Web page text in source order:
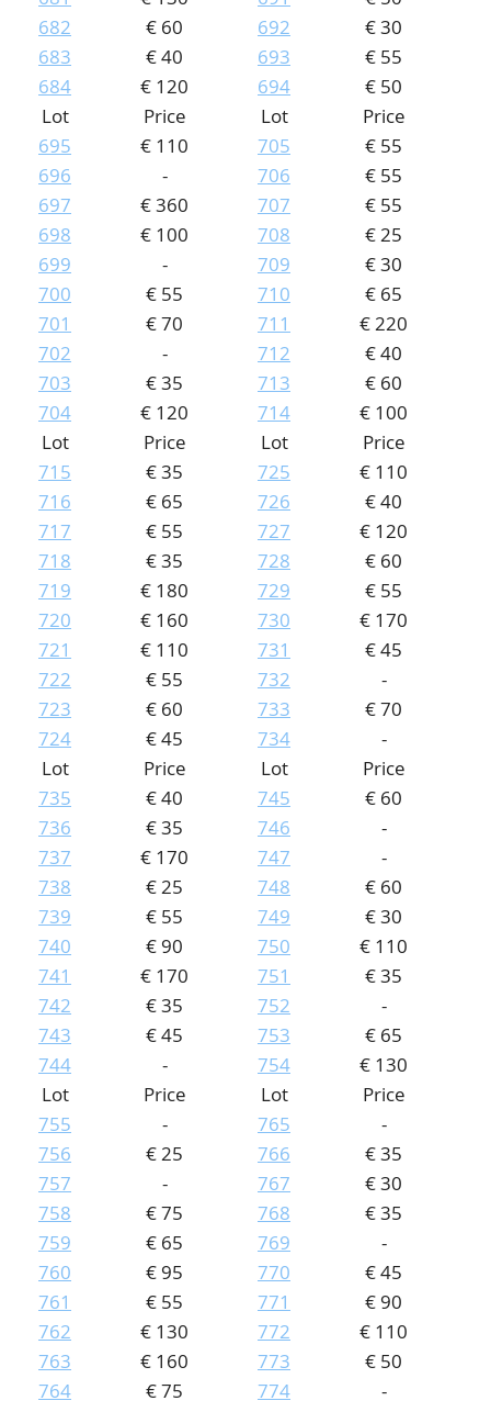
682
€ 60
683
€ 40
684
€ 120
692
€ 30
693
€ 55
694
€ 50
Lot
Price
695
€ 110
696
-
697
€ 360
698
€ 100
699
-
700
€ 55
701
€ 70
702
-
703
€ 35
704
€ 120
Lot
Price
705
€ 55
706
€ 55
707
€ 55
708
€ 25
709
€ 30
710
€ 65
711
€ 220
712
€ 40
713
€ 60
714
€ 100
Lot
Price
715
€ 35
716
€ 65
717
€ 55
718
€ 35
719
€ 180
720
€ 160
721
€ 110
722
€ 55
723
€ 60
724
€ 45
Lot
Price
725
€ 110
726
€ 40
727
€ 120
728
€ 60
729
€ 55
730
€ 170
731
€ 45
732
-
733
€ 70
734
-
Lot
Price
735
€ 40
736
€ 35
737
€ 170
738
€ 25
739
€ 55
740
€ 90
741
€ 170
742
€ 35
743
€ 45
744
-
Lot
Price
745
€ 60
746
-
747
-
748
€ 60
749
€ 30
750
€ 110
751
€ 35
752
-
753
€ 65
754
€ 130
Lot
Price
755
-
756
€ 25
757
-
758
€ 75
759
€ 65
760
€ 95
761
€ 55
762
€ 130
763
€ 160
764
€ 75
Lot
Price
765
-
766
€ 35
767
€ 30
768
€ 35
769
-
770
€ 45
771
€ 90
772
€ 110
773
€ 50
774
-